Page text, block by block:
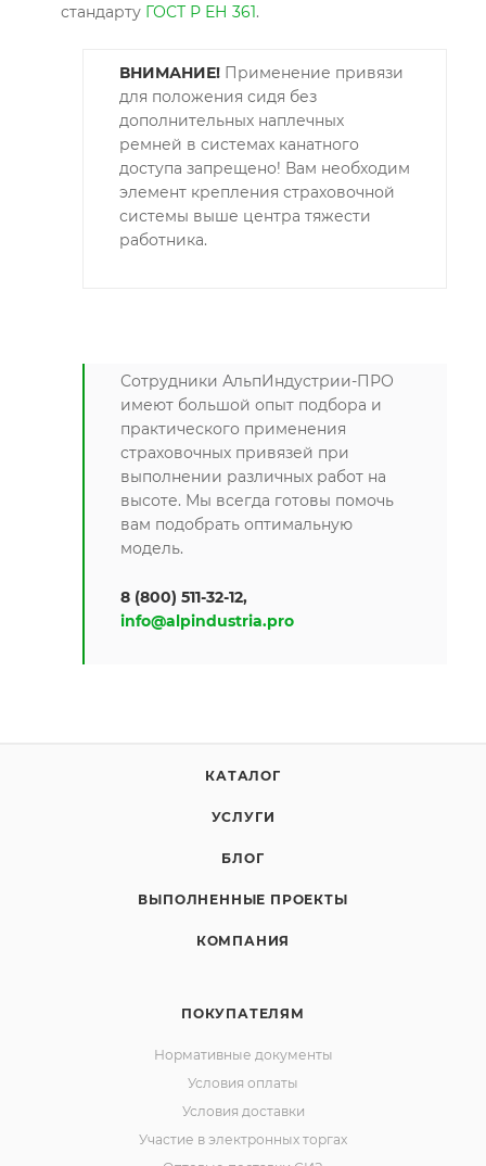
стандарту ГОСТ Р ЕН 361.
ВНИМАНИЕ! Применение привязи
для положения сидя без
дополнительных наплечных
ремней в системах канатного
доступа запрещено! Вам необходим
элемент крепления страховочной
системы выше центра тяжести
работника.
Сотрудники АльпИндустрии-ПРО
имеют большой опыт подбора и
практического применения
страховочных привязей при
выполнении различных работ на
высоте. Мы всегда готовы помочь
вам подобрать оптимальную
модель.
8 (800) 511-32-12,
info@alpindustria.pro
КАТАЛОГ
УСЛУГИ
БЛОГ
ВЫПОЛНЕННЫЕ ПРОЕКТЫ
КОМПАНИЯ
ПОКУПАТЕЛЯМ
Нормативные документы
Условия оплаты
Условия доставки
Участие в электронных торгах